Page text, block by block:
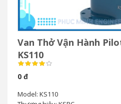
Van Thở Vận Hành
KS110
0 đ
Model: KS110